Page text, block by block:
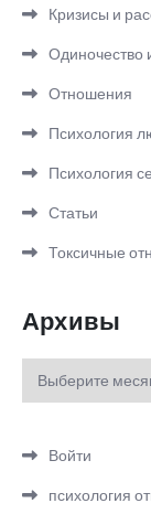
Кризисы и
Одиночество
Отношения
Психология
Психология
Статьи
Токсичные
Архивы
Архивы
Войти
психология